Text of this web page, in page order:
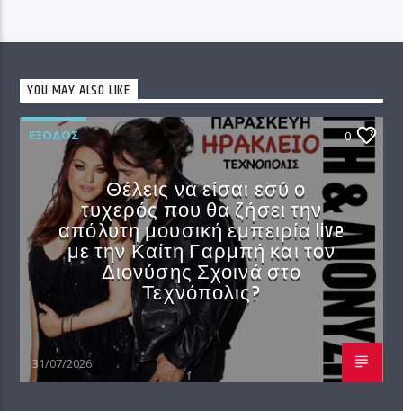
YOU MAY ALSO LIKE
EΞΟΔΟΣ 0
Θέλεις να είσαι εσύ ο
τυχερός που θα ζήσει την
απόλυτη μουσική εμπειρία live
με την Καίτη Γαρμπή και τον
Διονύσης Σχοινά στο
Τεχνόπολις?
31/07/2026